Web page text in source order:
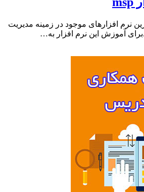
افزارهای موجود در زمینه مدیریت
این نرم افزار به…